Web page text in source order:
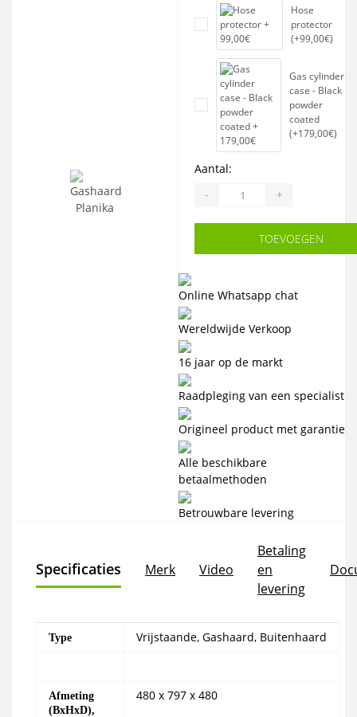
Hose
protector
(+99,00€)
Gas cylinder
case - Black
powder
coated
(+179,00€)
Aantal:
- +
TOEVOEGEN
Online Whatsapp chat
Wereldwijde Verkoop
16 jaar op de markt
Raadpleging van een specialist
Origineel product met garantie
Alle beschikbare
betaalmethoden
Betrouwbare levering
Specificaties Merk Video
Betaling
en
levering
Type Vrijstaande, Gashaard, Buitenhaard
Afmeting
(BxHxD),
480 x 797 x 480